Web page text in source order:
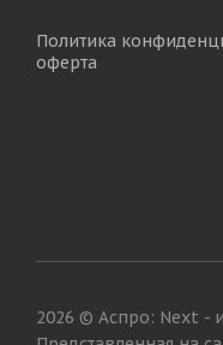
Политика
оферта
2026 © Аспро: Next -